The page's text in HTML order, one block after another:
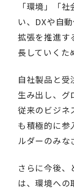
「環境」「
い、DXや自
拡張を推進す
長していくた
自社製品と受
生み出し、グ
従来のビジネ
も積極的に参
ルダーのみな
さらに今後、
は、環境への